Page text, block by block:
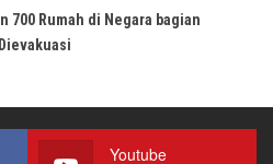
700 Rumah di Negara bagian
Youtube